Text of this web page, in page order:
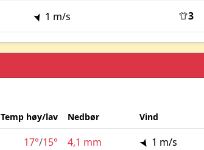
1 m/s 3
Temp høy/lav Nedbør Vind
17°/15° 4,1 mm 1 m/s